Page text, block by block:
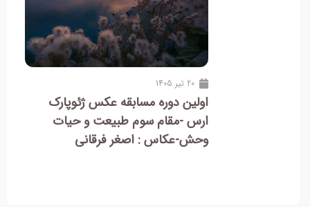
اولین دوره مسابقه عکس ژئوپارک
ارس -مقام سوم طبیعت و حیات
وحش-عکاس : اصغر فرقانی